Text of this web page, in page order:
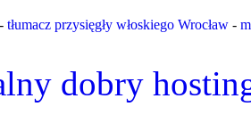
- tłumacz przysięgły włoskiego Wrocław -
dobry